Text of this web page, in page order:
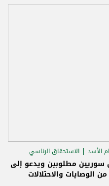
الأسد الاستحقاق الرئاسي
سوريين مطلوبين ويدعو إلى
الوصايات والاحتلالات